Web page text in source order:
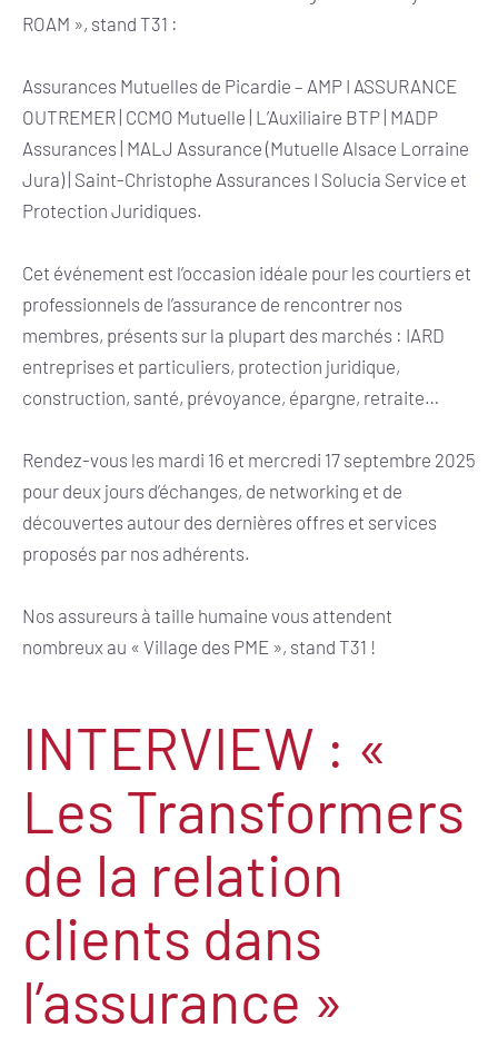
ROAM », stand T31 :
Assurances Mutuelles de Picardie – AMP I ASSURANCE
OUTREMER | CCMO Mutuelle | L’Auxiliaire BTP | MADP
Assurances | MALJ Assurance (Mutuelle Alsace Lorraine
Jura) | Saint-Christophe Assurances I Solucia Service et
Protection Juridiques.
Cet événement est l’occasion idéale pour les courtiers et
professionnels de l’assurance de rencontrer nos
membres, présents sur la plupart des marchés : IARD
entreprises et particuliers, protection juridique,
construction, santé, prévoyance, épargne, retraite…
Rendez-vous les mardi 16 et mercredi 17 septembre 2025
pour deux jours d’échanges, de networking et de
découvertes autour des dernières offres et services
proposés par nos adhérents.
Nos assureurs à taille humaine vous attendent
nombreux au « Village des PME », stand T31 !
INTERVIEW : «
Les Transformers
de la relation
clients dans
l’assurance »